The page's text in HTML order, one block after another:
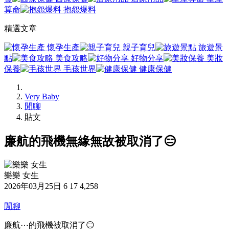
算命
抱怨爆料
精選文章
懷孕生產 親子育兒
旅遊景
點
美食攻略 好物分享
美妝
保養
毛孩世界 健康保健
Very Baby
閒聊
貼文
廉航的飛機無緣無故被取消了😑
樂樂 女生
2026年03月25日 6 17 4,258
閒聊
廉航⋯的飛機被取消了😑